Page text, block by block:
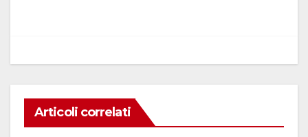
Articoli correlati